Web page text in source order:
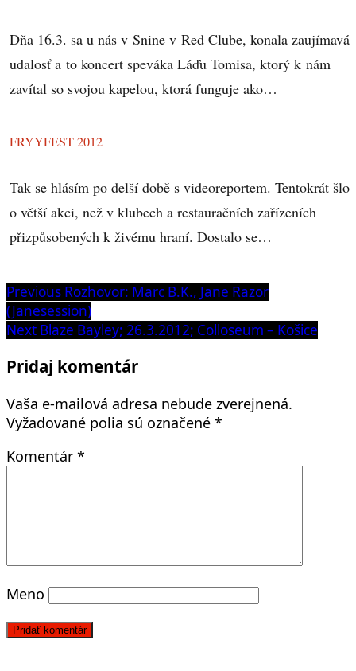
Dňa 16.3. sa u nás v Snine v Red Clube, konala zaujímavá
udalosť a to koncert speváka Láďu Tomisa, ktorý k nám
zavítal so svojou kapelou, ktorá funguje ako…
FRYYFEST 2012
Tak se hlásím po delší době s videoreportem. Tentokrát šlo
o větší akci, než v klubech a restauračních zařízeních
přizpůsobených k živému hraní. Dostalo se…
Navigácia
v
článku
Previous Previous
post:
Rozhovor: Marc B.K., Jane Razor
(Janesession)
Next Next
Blaze Bayley; 26.3.2012; Colloseum – Košice
Pridaj komentár
Vaša e-mailová adresa nebude zverejnená.
Vyžadované polia sú označené *
Komentár *
Meno